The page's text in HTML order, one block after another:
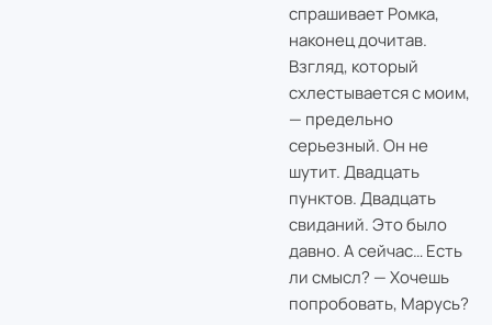
спрашивает Ромка,
наконец дочитав.
Взгляд, который
схлестывается с моим,
— предельно
серьезный. Он не
шутит. Двадцать
пунктов. Двадцать
свиданий. Это было
давно. А сейчас… Есть
ли смысл? — Хочешь
попробовать, Марусь?